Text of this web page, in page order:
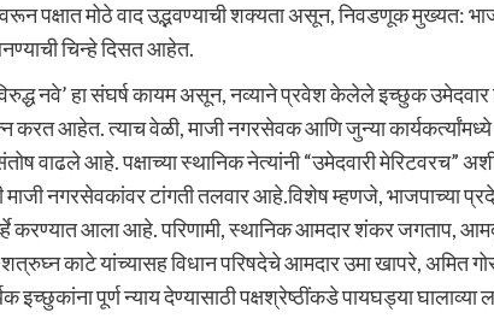
पक्षात मोठे वाद उद्भवण्याची शक्यता असून, निवडणूक मुख्यत:
चिन्हे दिसत आहेत.
नवे’ हा संघर्ष कायम असून, नव्याने प्रवेश केलेले इच्छुक उमेदवार
करत आहेत. त्याच वेळी, माजी नगरसेवक आणि जुन्या कार्यकर्त्यांमध्ये
वाढले आहे. पक्षाच्या स्थानिक नेत्यांनी “उमेदवारी मेरिटवरच”
नगरसेवकांवर टांगती तलवार आहे.विशेष म्हणजे, भाजपाच्या
करण्यात आला आहे. परिणामी, स्थानिक आमदार शंकर जगताप,
काटे यांच्यासह विधान परिषदेचे आमदार उमा खापरे, अमित
पूर्ण न्याय देण्यासाठी पक्षश्रेष्ठींकडे पायघड्या घालाव्या